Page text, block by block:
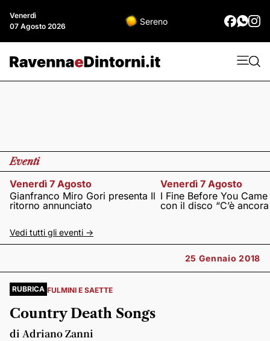
Venerdì
07 Agosto 2026
Sereno
Eventi
Venerdì 7 Agosto
Gianfranco Miro Gori presenta Il
ritorno annunciato
Venerdì 7 Agosto
I Fine Before You
con il disco “C’è
Vedi tutti gli eventi ->
25 Gennaio 2018
RUBRICA FULMINI E SAETTE
Country Death Songs
di Adriano Zanni